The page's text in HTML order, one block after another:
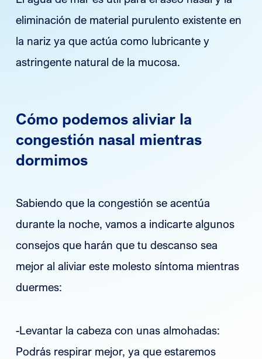
eliminación de material purulento existente en
la nariz ya que actúa como lubricante y
astringente natural de la mucosa.
Cómo podemos aliviar la
congestión nasal mientras
dormimos
Sabiendo que la congestión se acentúa
durante la noche, vamos a indicarte algunos
consejos que harán que tu descanso sea
mejor al aliviar este molesto síntoma mientras
duermes:
-Levantar la cabeza con unas almohadas:
Podrás respirar mejor, ya que estaremos